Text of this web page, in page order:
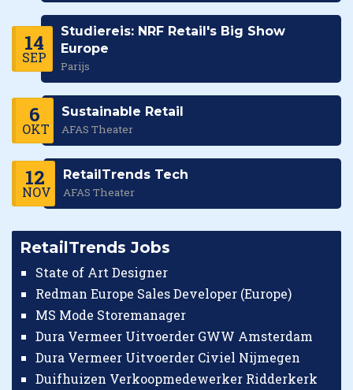
14
SEP
Studiereis: NRF Retail's Big Show
Europe
Parijs
6
OKT
Sustainable Retail
AFAS Theater
12
NOV
RetailTrends Tech
AFAS Theater
RetailTrends Jobs
State of Art Designer
Redman Europe Sales Developer (Europe)
MS Mode Storemanager
Dura Vermeer Uitvoerder GWW Amsterdam
Dura Vermeer Uitvoerder Civiel Nijmegen
Duifhuizen Verkoopmedewerker Ridderkerk